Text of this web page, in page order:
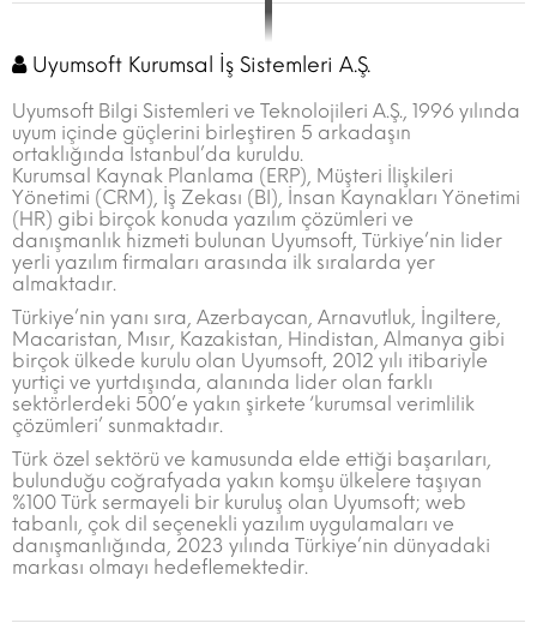
Uyumsoft Kurumsal İş Sistemleri A.Ş.
Uyumsoft Bilgi Sistemleri ve Teknolojileri A.Ş., 1996 yılında
uyum içinde güçlerini birleştiren 5 arkadaşın
ortaklığında İstanbul’da kuruldu.
Kurumsal Kaynak Planlama (ERP), Müşteri İlişkileri
Yönetimi (CRM), İş Zekası (BI), İnsan Kaynakları Yönetimi
(HR) gibi birçok konuda yazılım çözümleri ve
danışmanlık hizmeti bulunan Uyumsoft, Türkiye’nin lider
yerli yazılım firmaları arasında ilk sıralarda yer
almaktadır.
Türkiye’nin yanı sıra, Azerbaycan, Arnavutluk, İngiltere,
Macaristan, Mısır, Kazakistan, Hindistan, Almanya gibi
birçok ülkede kurulu olan Uyumsoft, 2012 yılı itibariyle
yurtiçi ve yurtdışında, alanında lider olan farklı
sektörlerdeki 500’e yakın şirkete ‘kurumsal verimlilik
çözümleri’ sunmaktadır.
Türk özel sektörü ve kamusunda elde ettiği başarıları,
bulunduğu coğrafyada yakın komşu ülkelere taşıyan
%100 Türk sermayeli bir kuruluş olan Uyumsoft; web
tabanlı, çok dil seçenekli yazılım uygulamaları ve
danışmanlığında, 2023 yılında Türkiye’nin dünyadaki
markası olmayı hedeflemektedir.